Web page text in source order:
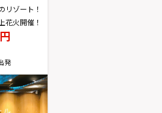
リゾート！
花火開催！